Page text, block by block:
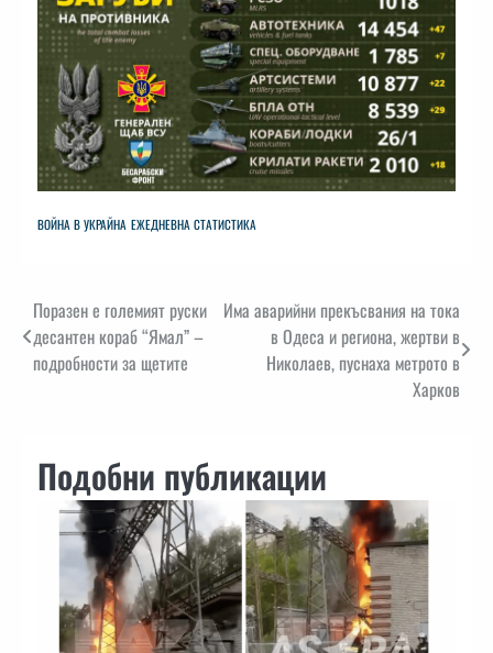
ВОЙНА В УКРАЙНА ЕЖЕДНЕВНА СТАТИСТИКА
Навигация
Поразен е големият руски
десантен кораб “Ямал” –
подробности за щетите
Има аварийни прекъсвания на тока
в Одеса и региона, жертви в
Николаев, пуснаха метрото в
Харков
Подобни публикации